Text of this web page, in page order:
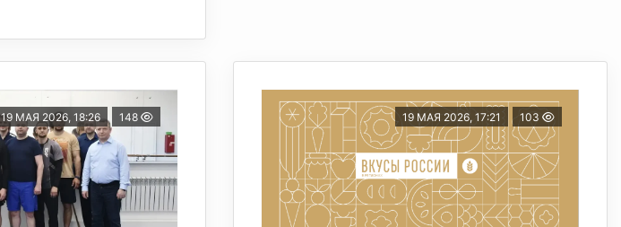
19 МАЯ 2026, 18:26 148 19 МАЯ 2026, 17:21 103